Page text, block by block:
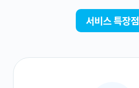
서비스 특장점